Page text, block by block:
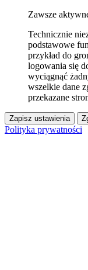
Zawsze
Technicznie
podstawowe
przykład do
logowania się
wyciągnąć
wszelkie dane
przekazane
Zapisz ustawienia
Polityka prywatności